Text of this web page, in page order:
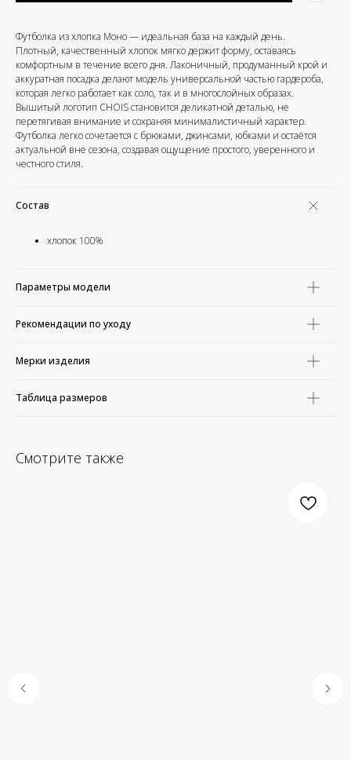
Футболка из хлопка Моно — идеальная база на каждый день.
Плотный, качественный хлопок мягко держит форму, оставаясь
комфортным в течение всего дня. Лаконичный, продуманный крой и
аккуратная посадка делают модель универсальной частью гардероба,
которая легко работает как соло, так и в многослойных образах.
Вышитый логотип CHOIS становится деликатной деталью, не
перетягивая внимание и сохраняя минималистичный характер.
Футболка легко сочетается с брюками, джинсами, юбками и остаётся
актуальной вне сезона, создавая ощущение простого, уверенного и
честного стиля.
Состав
хлопок 100%
Параметры модели
Рекомендации по уходу
Мерки изделия
Таблица размеров
Смотрите также